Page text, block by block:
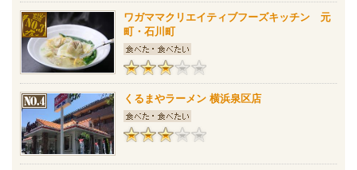
ワガママクリエイティブフーズキッチン 元
町・石川町
くるまやラーメン 横浜泉区店